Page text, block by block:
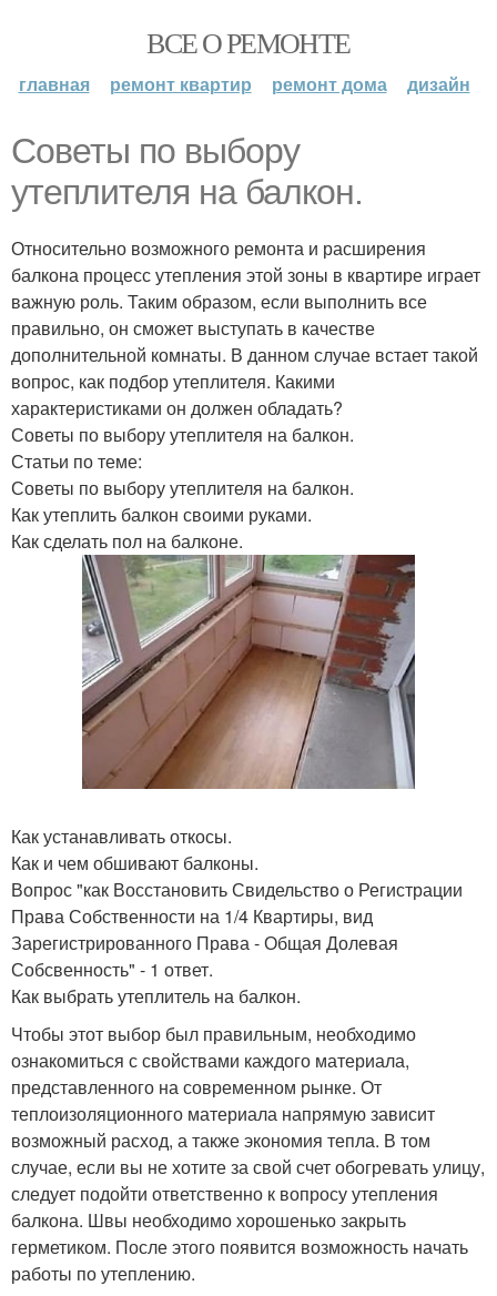
ВСЕ О РЕМОНТЕ
главная ремонт квартир ремонт дома дизайн
Советы по выбору
утеплителя на балкон.
Относительно возможного ремонта и расширения
балкона процесс утепления этой зоны в квартире играет
важную роль. Таким образом, если выполнить все
правильно, он сможет выступать в качестве
дополнительной комнаты. В данном случае встает такой
вопрос, как подбор утеплителя. Какими
характеристиками он должен обладать?
Советы по выбору утеплителя на балкон.
Статьи по теме:
Советы по выбору утеплителя на балкон.
Как утеплить балкон своими руками.
Как сделать пол на балконе.
Как устанавливать откосы.
Как и чем обшивают балконы.
Вопрос "как Восстановить Свидельство о Регистрации
Права Собственности на 1/4 Квартиры, вид
Зарегистрированного Права - Общая Долевая
Собсвенность" - 1 ответ.
Как выбрать утеплитель на балкон.
Чтобы этот выбор был правильным, необходимо
ознакомиться с свойствами каждого материала,
представленного на современном рынке. От
теплоизоляционного материала напрямую зависит
возможный расход, а также экономия тепла. В том
случае, если вы не хотите за свой счет обогревать улицу,
следует подойти ответственно к вопросу утепления
балкона. Швы необходимо хорошенько закрыть
герметиком. После этого появится возможность начать
работы по утеплению.